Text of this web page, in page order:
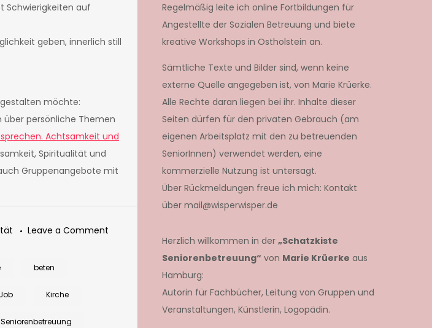
Schwierigkeiten auf
geben, innerlich still
möchte:
über persönliche Themen
Achtsamkeit und
Spiritualität und
Gruppenangebote mit
Leave a Comment
Achtsamkeit:
beten
Job Kirche
Seniorenbetreuung
Regelmäßig leite ich online Fortbildungen für
Angestellte der Sozialen Betreuung und biete
kreative Workshops in Ostholstein an.
Sämtliche Texte und Bilder sind, wenn keine
externe Quelle angegeben ist, von Marie Krüerke.
Alle Rechte daran liegen bei ihr. Inhalte dieser
Seiten dürfen für den privaten Gebrauch (am
eigenen Arbeitsplatz mit den zu betreuenden
SeniorInnen) verwendet werden, eine
kommerzielle Nutzung ist untersagt.
Über Rückmeldungen freue ich mich: Kontakt
über mail@wisperwisper.de
Herzlich willkommen in der „Schatzkiste
Seniorenbetreuung“ von Marie Krüerke aus
Hamburg:
Autorin für Fachbücher, Leitung von Gruppen und
Veranstaltungen, Künstlerin, Logopädin.